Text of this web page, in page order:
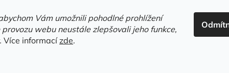
Vám umožnili pohodlné prohlížení
webu neustále zlepšovali jeho funkce,
Více informacízde.
HLEDAT